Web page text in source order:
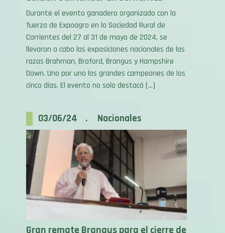
fuerza de Expoagro en la Sociedad Rural de
Corrientes del 27 al 31 de mayo de 2024, se
llevaron a cabo las exposiciones nacionales de las
razas Brahman, Braford, Brangus y Hampshire
Down. Uno por uno los grandes campeones de los
cinco días. El evento no solo destacó […]
Gran remate Brangus para el cierre de
Las Nacionales